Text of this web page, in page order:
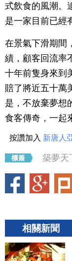
式飲食的風潮。
是一家目前已經
在景氣下滑期間
績，顧客回流率
十年前隻身來到
賠了將近五十萬
是，不放棄夢想
食客傳奇，一起
按讚加入 新唐人
築夢天
相關新聞